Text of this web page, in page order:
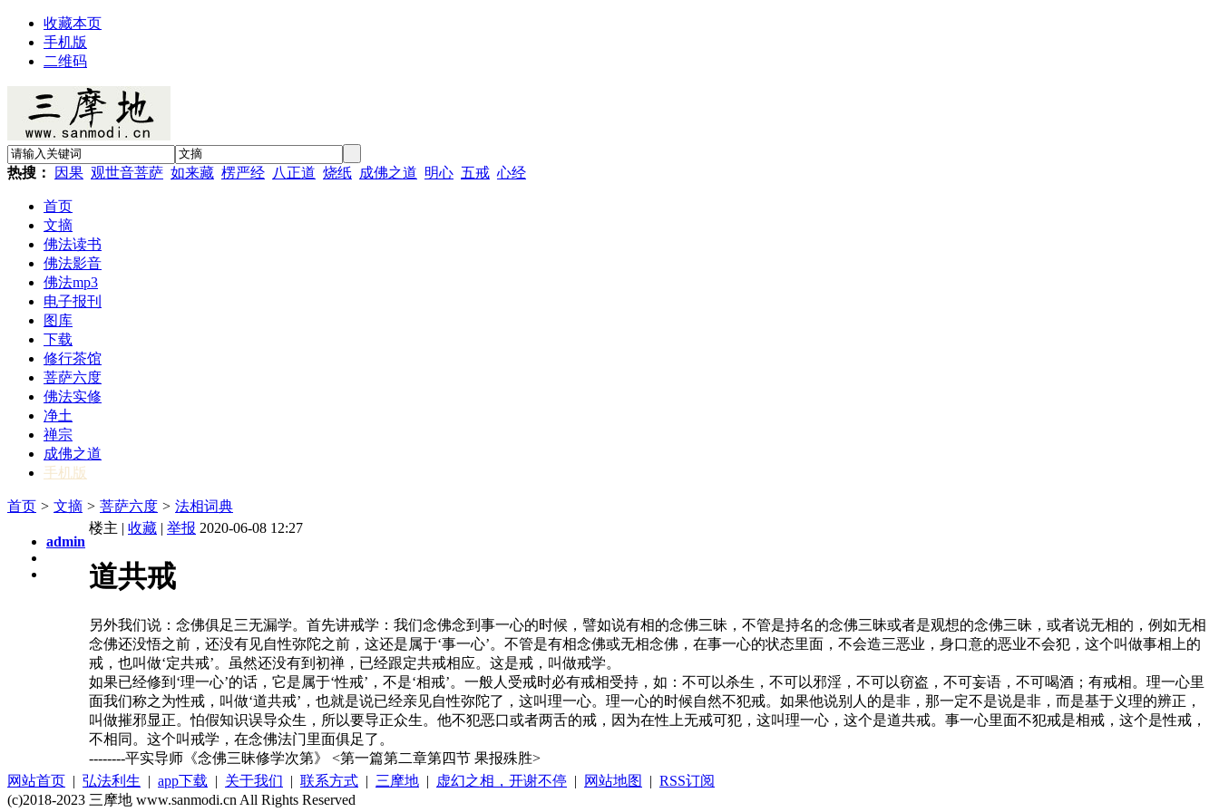
收藏本页
手机版
二维码
热搜： 因果 观世音菩萨 如来藏 楞严经 八正道 烧纸 成佛之道 明心 五戒 心经
首页
文摘
佛法读书
佛法影音
佛法mp3
电子报刊
图库
下载
修行茶馆
菩萨六度
佛法实修
净土
禅宗
成佛之道
手机版
首页 > 文摘 > 菩萨六度 > 法相词典
admin
楼主 | 收藏 | 举报 2020-06-08 12:27
道共戒
另外我们说：念佛俱足三无漏学。首先讲戒学：我们念佛念到事一心的时候，譬如说有相的念佛三昧，不管是持名的念佛三昧或者是观想的念佛三昧，或者说无相的，例如无相
念佛还没悟之前，还没有见自性弥陀之前，这还是属于‘事一心’。不管是有相念佛或无相念佛，在事一心的状态里面，不会造三恶业，身口意的恶业不会犯，这个叫做事相上的
戒，也叫做‘定共戒’。虽然还没有到初禅，已经跟定共戒相应。这是戒，叫做戒学。
如果已经修到‘理一心’的话，它是属于‘性戒’，不是‘相戒’。一般人受戒时必有戒相受持，如：不可以杀生，不可以邪淫，不可以窃盗，不可妄语，不可喝酒；有戒相。理一心里
面我们称之为性戒，叫做‘道共戒’，也就是说已经亲见自性弥陀了，这叫理一心。理一心的时候自然不犯戒。如果他说别人的是非，那一定不是说是非，而是基于义理的辨正，
叫做摧邪显正。怕假知识误导众生，所以要导正众生。他不犯恶口或者两舌的戒，因为在性上无戒可犯，这叫理一心，这个是道共戒。事一心里面不犯戒是相戒，这个是性戒，
不相同。这个叫戒学，在念佛法门里面俱足了。
--------平实导师《念佛三昧修学次第》 <第一篇第二章第四节 果报殊胜>
网站首页 | 弘法利生 | app下载 | 关于我们 | 联系方式 | 三摩地 | 虚幻之相，开谢不停 | 网站地图 | RSS订阅
(c)2018-2023 三摩地 www.sanmodi.cn All Rights Reserved